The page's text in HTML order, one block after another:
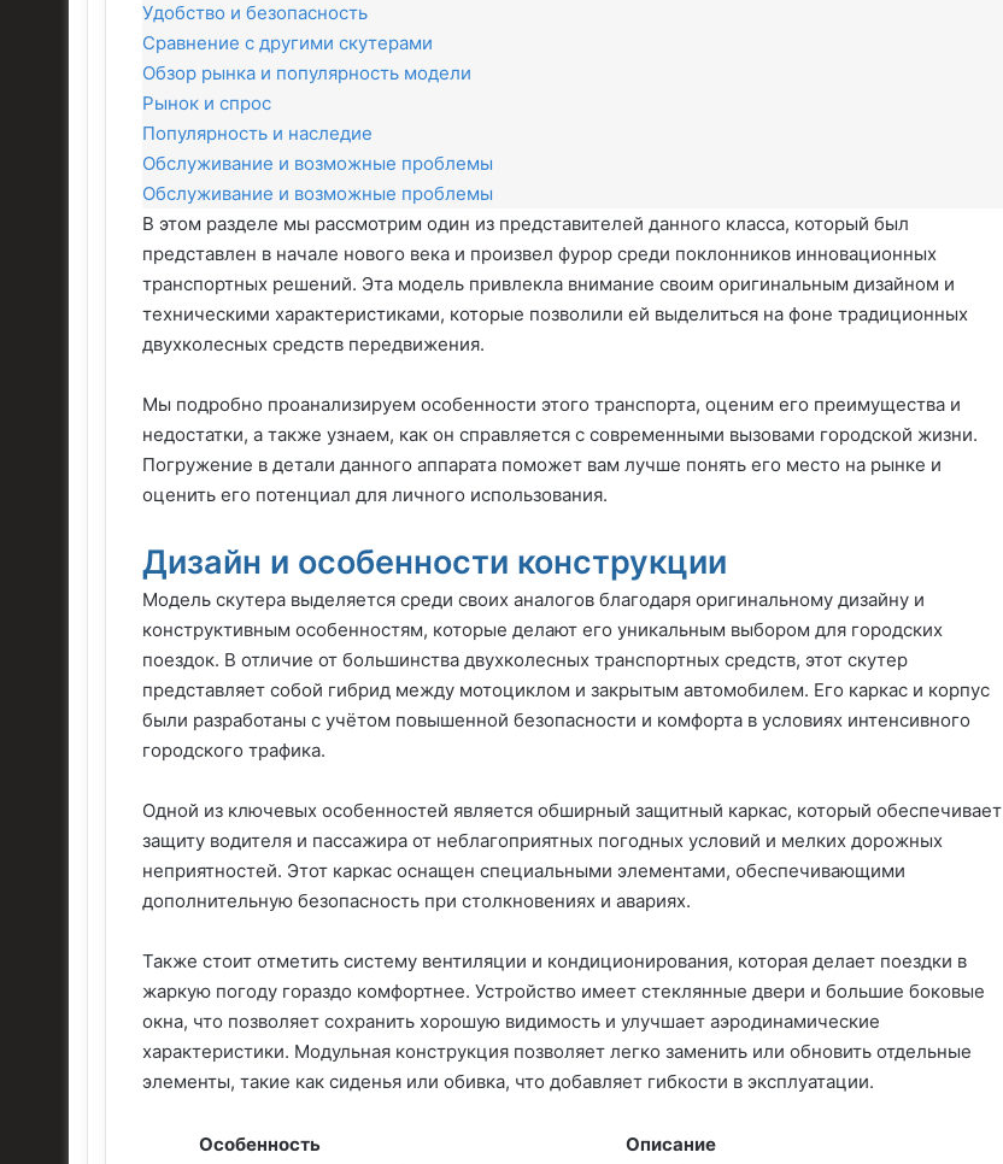
Удобство и безопасность
Сравнение с другими скутерами
Обзор рынка и популярность модели
Рынок и спрос
Популярность и наследие
Обслуживание и возможные проблемы
Обслуживание и возможные проблемы
В этом разделе мы рассмотрим один из представителей данного класса, который был
представлен в начале нового века и произвел фурор среди поклонников инновационных
транспортных решений. Эта модель привлекла внимание своим оригинальным дизайном и
техническими характеристиками, которые позволили ей выделиться на фоне традиционных
двухколесных средств передвижения.
Мы подробно проанализируем особенности этого транспорта, оценим его преимущества и
недостатки, а также узнаем, как он справляется с современными вызовами городской жизни.
Погружение в детали данного аппарата поможет вам лучше понять его место на рынке и
оценить его потенциал для личного использования.
Дизайн и особенности конструкции
Модель скутера выделяется среди своих аналогов благодаря оригинальному дизайну и
конструктивным особенностям, которые делают его уникальным выбором для городских
поездок. В отличие от большинства двухколесных транспортных средств, этот скутер
представляет собой гибрид между мотоциклом и закрытым автомобилем. Его каркас и корпус
были разработаны с учётом повышенной безопасности и комфорта в условиях интенсивного
городского трафика.
Одной из ключевых особенностей является обширный защитный каркас, который обеспечивает
защиту водителя и пассажира от неблагоприятных погодных условий и мелких дорожных
неприятностей. Этот каркас оснащен специальными элементами, обеспечивающими
дополнительную безопасность при столкновениях и авариях.
Также стоит отметить систему вентиляции и кондиционирования, которая делает поездки в
жаркую погоду гораздо комфортнее. Устройство имеет стеклянные двери и большие боковые
окна, что позволяет сохранить хорошую видимость и улучшает аэродинамические
характеристики. Модульная конструкция позволяет легко заменить или обновить отдельные
элементы, такие как сиденья или обивка, что добавляет гибкости в эксплуатации.
Особенность
Описание